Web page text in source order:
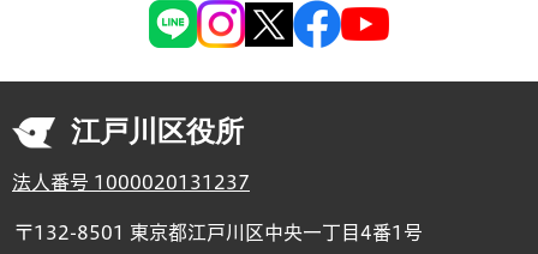
江戸川区役所
法人番号 1000020131237
〒132-8501 東京都江戸川区中央一丁目4番1号